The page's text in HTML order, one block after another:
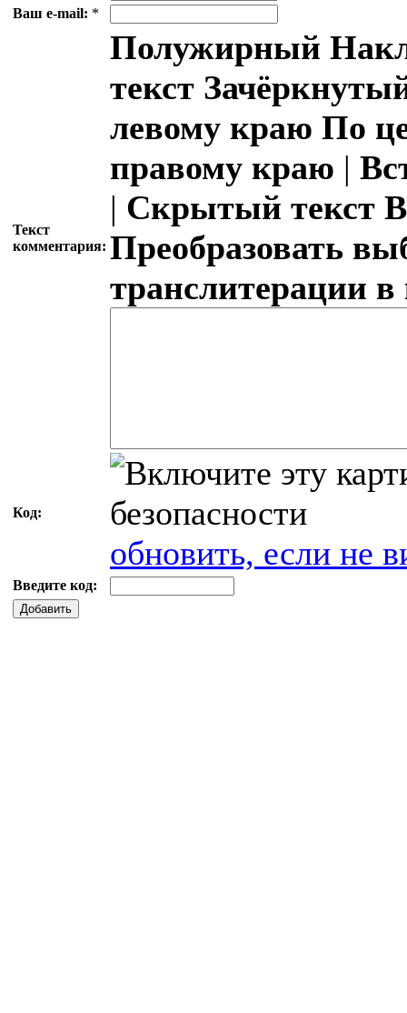
Ваш e-mail: *
Текст
комментария:
Полужирный
текст
левому краю По
правому краю |
| Скрытый текст
Преобразовать
транслитерации
Код:
обновить, если не
Введите код:
Добавить